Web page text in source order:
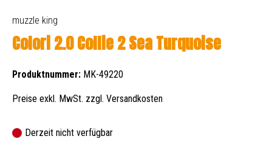
muzzle king
Colori 2.0 Collie 2 Sea Turquoise
Produktnummer: MK-49220
Preise exkl. MwSt. zzgl. Versandkosten
Derzeit nicht verfügbar